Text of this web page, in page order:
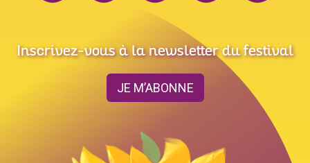
Inscrivez-vous à la newsletter du festival
JE M’ABONNE